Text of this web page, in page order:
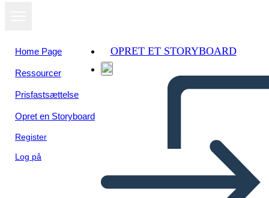
Home Page
Ressourcer
Prisfastsættelse
Opret en Storyboard
Register
Log på
OPRET ET STORYBOARD
Se som
diasshow